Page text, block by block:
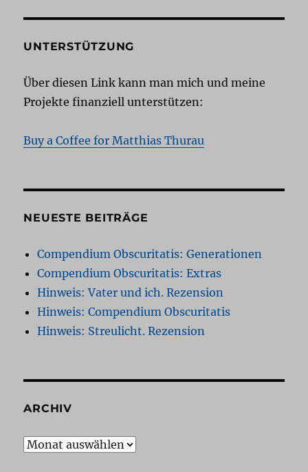
UNTERSTÜTZUNG
Über diesen Link kann man mich und meine
Projekte finanziell unterstützen:
Buy a Coffee for Matthias Thurau
NEUESTE BEITRÄGE
Compendium Obscuritatis: Generationen
Compendium Obscuritatis: Extras
Hinweis: Vater und ich. Rezension
Hinweis: Compendium Obscuritatis
Hinweis: Streulicht. Rezension
ARCHIV
Archiv